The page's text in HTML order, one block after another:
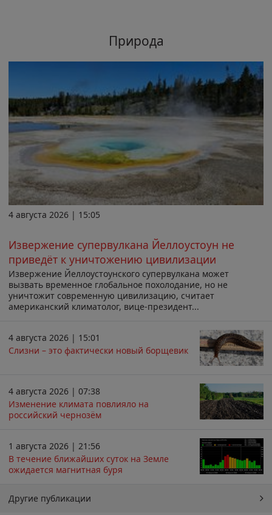
Природа
4 августа 2026 | 15:05
Извержение супервулкана Йеллоустоун не
приведёт к уничтожению цивилизации
Извержение Йеллоустоунского супервулкана может
вызвать временное глобальное похолодание, но не
уничтожит современную цивилизацию, считает
американский климатолог, вице-президент...
4 августа 2026 | 15:01
Слизни – это фактически новый борщевик
4 августа 2026 | 07:38
Изменение климата повлияло на
российский чернозём
1 августа 2026 | 21:56
В течение ближайших суток на Земле
ожидается магнитная буря
Другие публикации